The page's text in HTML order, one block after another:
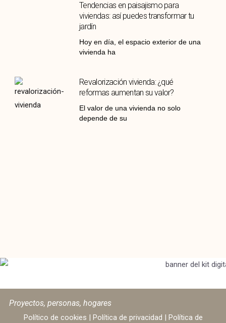
Tendencias en paisajismo para
viviendas: así puedes transformar tu
jardín
Hoy en día, el espacio exterior de una
vivienda ha
Revalorización vivienda: ¿qué
reformas aumentan su valor?
El valor de una vivienda no solo
depende de su
Proyectos, personas, hogares
Político de cookies | Política de privacidad | Política de